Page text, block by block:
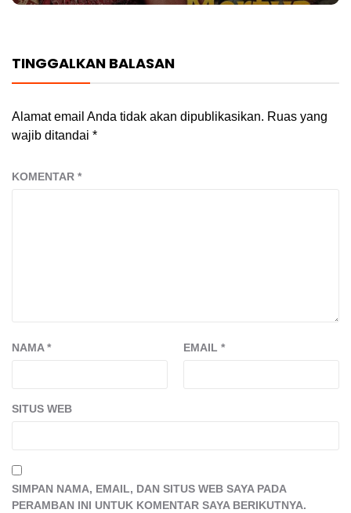
TINGGALKAN BALASAN
Alamat email Anda tidak akan dipublikasikan. Ruas yang
wajib ditandai *
KOMENTAR *
NAMA* EMAIL *
SITUS WEB
SIMPAN NAMA, EMAIL, DAN SITUS WEB SAYA PADA
PERAMBAN INI UNTUK KOMENTAR SAYA BERIKUTNYA.